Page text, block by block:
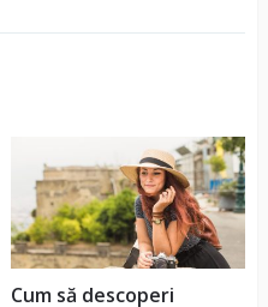
Cum să descoperi